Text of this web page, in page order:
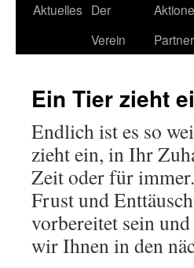
Aktuelles Der
Verein
Partner
Ein Tier zieht
Endlich ist es so
zieht ein, in Ihr
Zeit oder für
Frust und
vorbereitet sein
wir Ihnen in den